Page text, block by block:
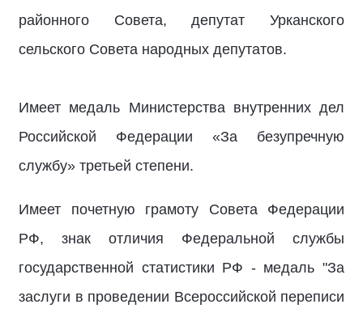
районного Совета, депутат Урканского
сельского Совета народных депутатов.
Имеет медаль Министерства внутренних дел
Российской Федерации «За безупречную
службу» третьей степени.
Имеет почетную грамоту Совета Федерации
РФ, знак отличия Федеральной службы
государственной статистики РФ - медаль "За
заслуги в проведении Всероссийской переписи